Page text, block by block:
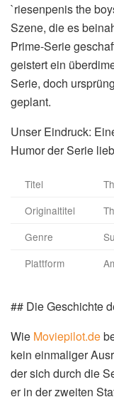
`riesenpenis the
Szene, die es
Prime-Serie
geistert ein
Serie, doch
geplant.
Unser Eindruck:
Humor der Serie
Titel
Originaltitel
Genre
Plattform
## Die Geschichte
Wie Moviepilot.de
kein einmaliger
der sich durch die
er in der zweiten